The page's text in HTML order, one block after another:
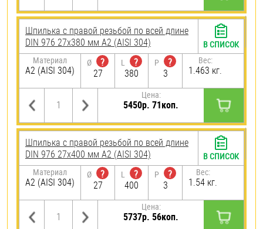
Шпилька с правой резьбой по всей длине
DIN 976 27х380 мм А2 (AISI 304)
Материал
А2 (AISI 304)
Ø
?
27
L
?
380
P
?
3
Вес:
1.463 кг.
Цена:
5450р. 71коп.
В СПИСОК
Шпилька с правой резьбой по всей длине
DIN 976 27х400 мм А2 (AISI 304)
Материал
А2 (AISI 304)
Ø
?
27
L
?
400
P
?
3
Вес:
1.54 кг.
Цена:
5737р. 56коп.
В СПИСОК